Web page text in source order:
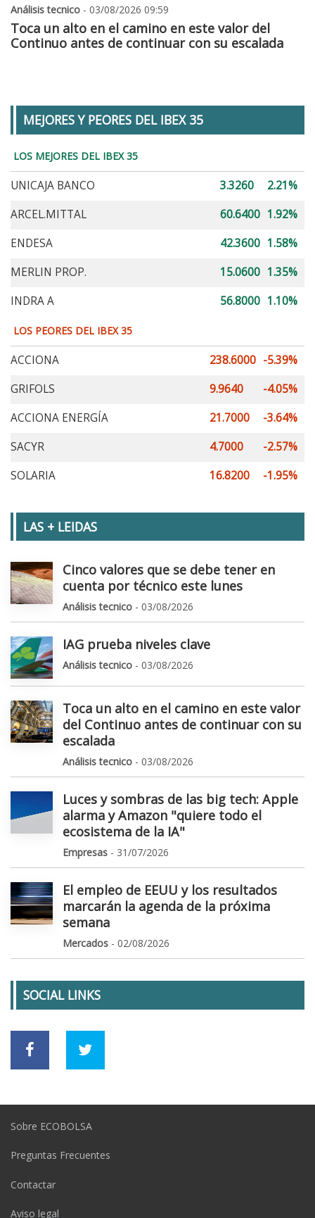
Análisis tecnico - 03/08/2026 09:59
Toca un alto en el camino en este valor del
Continuo antes de continuar con su escalada
MEJORES Y PEORES DEL IBEX 35
LOS MEJORES DEL IBEX 35
UNICAJA BANCO 3.3260
2.21%
ARCEL.MITTAL
60.6400 1.92%
ENDESA
42.3600 1.58%
MERLIN PROP.
15.0600 1.35%
INDRA A
56.8000 1.10%
LOS PEORES DEL IBEX 35
ACCIONA 238.6000 -5.39%
GRIFOLS
9.9640
-4.05%
ACCIONA ENERGÍA
21.7000
-3.64%
SACYR
4.7000
-2.57%
SOLARIA
16.8200 -1.95%
LAS + LEIDAS
Cinco valores que se debe tener en
cuenta por técnico este lunes
Análisis tecnico - 03/08/2026
IAG prueba niveles clave
Análisis tecnico - 03/08/2026
Toca un alto en el camino en este valor
del Continuo antes de continuar con su
escalada
Análisis tecnico - 03/08/2026
Luces y sombras de las big tech: Apple
alarma y Amazon "quiere todo el
ecosistema de la IA"
Empresas - 31/07/2026
El empleo de EEUU y los resultados
marcarán la agenda de la próxima
semana
Mercados - 02/08/2026
SOCIAL LINKS
Sobre ECOBOLSA
Preguntas Frecuentes
Contactar
Aviso legal